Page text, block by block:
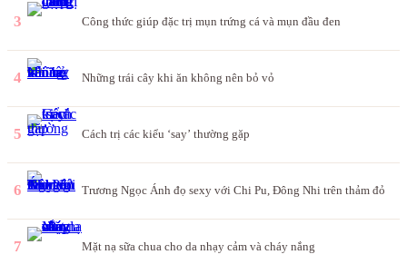
3 Công thức giúp đặc trị mụn trứng cá và mụn đầu đen
4 Những trái cây khi ăn không nên bỏ vỏ
5 Cách trị các kiểu ‘say’ thường gặp
6 Trương Ngọc Ánh đọ sexy với Chi Pu, Đông Nhi trên thảm đỏ
7 Mặt nạ sữa chua cho da nhạy cảm và cháy nắng